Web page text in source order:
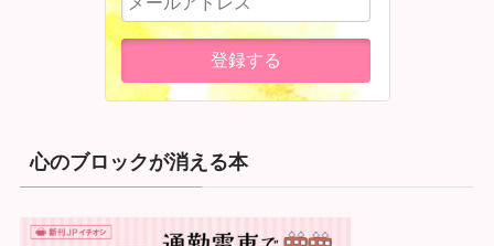
心のブロックが消える本